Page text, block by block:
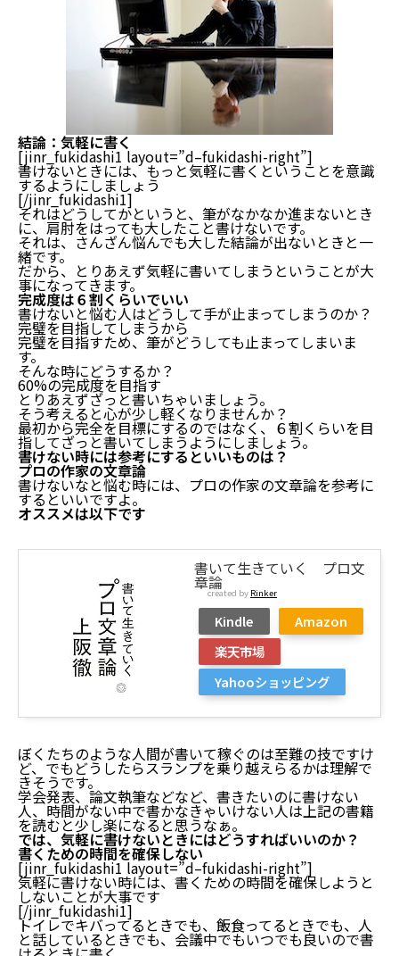
結論： 気軽に書く
[jinr_fukidashi1 layout=”d–fukidashi-right”]
書けないときには、もっと気軽に書くということを意識
するようにしましょう
[/jinr_fukidashi1]
それはどうしてかというと、筆がなかなか進まないとき
に、肩肘をはっても大したこと書けないです。
それは、さんざん悩んでも大した結論が出ないときと一
緒です。
だから、とりあえず気軽に書いてしまうということが大
事になってきます。
完成度は６割くらいでいい
書けないと悩む人はどうして手が止まってしまうのか？
完璧を目指してしまうから
完璧を目指すため、筆がどうしても止まってしまいま
す。
そんな時にどうするか？
60%の完成度を目指す
とりあえずざっと書いちゃいましょう。
そう考えると心が少し軽くなりませんか？
最初から完全を目標にするのではなく、６割くらいを目
指してざっと書いてしまうようにしましょう。
書けない時には参考にするといいものは？
プロの作家の文章論
書けないなと悩む時には、プロの作家の文章論を参考に
するといいですよ。
オススメは以下です
書いて生きていく プロ文
章論created by Rinker
Kindle
Amazon
楽天市場
Yahooショッピング
ぼくたちのような人間が書いて稼ぐのは至難の技ですけ
ど、でもどうしたらスランプを乗り越えらるかは理解で
きそうです。
学会発表、論文執筆などなど、書きたいのに書けない
人、時間がない中で書かなきゃいけない人は上記の書籍
を読むと少し楽になると思うなぁ。
では、気軽に書けないときにはどうすればいいのか？
書くための時間を確保しない
[jinr_fukidashi1 layout=”d–fukidashi-right”]
気軽に書けない時には、書くための時間を確保しようと
しないことが大事です
[/jinr_fukidashi1]
トイレでキバってるときでも、飯食ってるときでも、人
と話しているときでも、会議中でもいつでも良いので書